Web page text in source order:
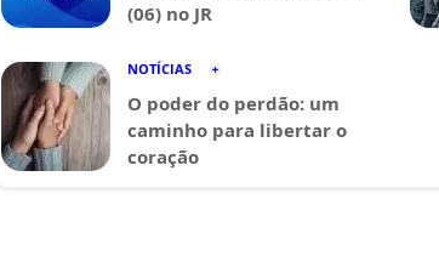
(06) no JR
NOTÍCIAS
O poder do perdão: um
caminho para libertar o
coração